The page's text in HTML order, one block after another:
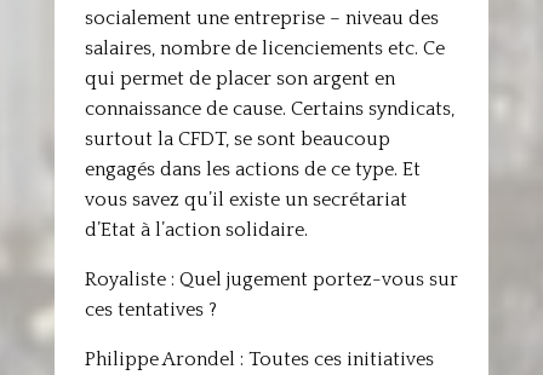
socialement une entreprise – niveau des
salaires, nombre de licenciements etc. Ce
qui permet de placer son argent en
connaissance de cause. Certains syndicats,
surtout la CFDT, se sont beaucoup
engagés dans les actions de ce type. Et
vous savez qu’il existe un secrétariat
d’Etat à l’action solidaire.
Royaliste : Quel jugement portez-vous sur
ces tentatives ?
Philippe Arondel : Toutes ces initiatives